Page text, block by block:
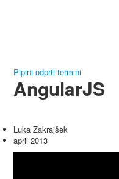
Pipini odprti termini
AngularJS
Luka Zakrajšek
april 2013